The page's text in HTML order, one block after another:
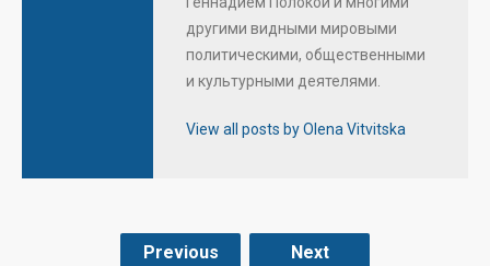
другими видными мировыми
политическими, общественными
и культурными деятелями.
View all posts by Olena Vitvitska
Previous Next